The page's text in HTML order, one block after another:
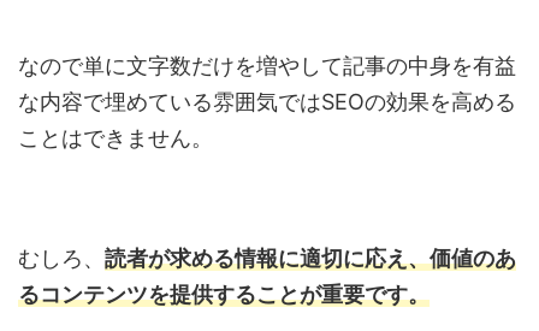
なので単に文字数だけを増やして記事の中身を有益
な内容で埋めている雰囲気ではSEOの効果を高める
ことはできません。
むしろ、 読者が求める情報に適切に応え、価値のあ
るコンテンツを提供することが重要です。